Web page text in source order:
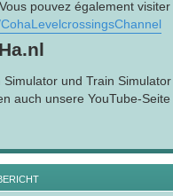
pouvez également visiter
und Train Simulator
auch unsere YouTube-Seite